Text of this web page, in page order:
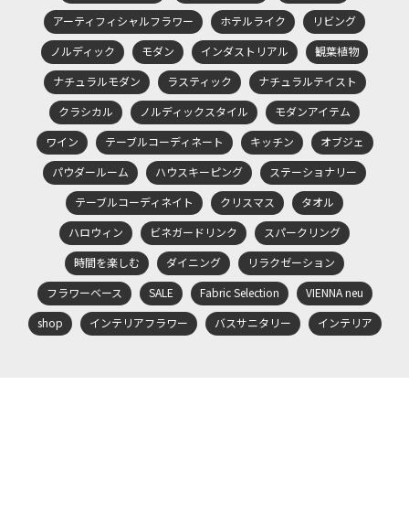
アーティフィシャルフラワー
ホテルライク
リビング
ノルディック
モダン インダストリアル
観葉植物
ナチュラルモダン
ラスティック
ナチュラルテイスト
クラシカル
ノルディックスタイル
モダンアイテム
ワイン
テーブルコーディネート キッチン
オブジェ
パウダールーム
ハウスキーピング
ステーショナリー
テーブルコーディネイト
クリスマス
タオル
ハロウィン
ビネガードリンク
スパークリング
時間を楽しむ
ダイニング
リラクゼーション
フラワーベース
SALE Fabric Selection
VIENNA neu
shop
インテリアフラワー バスサニタリー インテリア